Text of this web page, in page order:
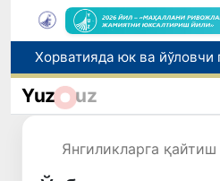
“Мен таниган
Yuz uz
Янгиликларга қайтиш